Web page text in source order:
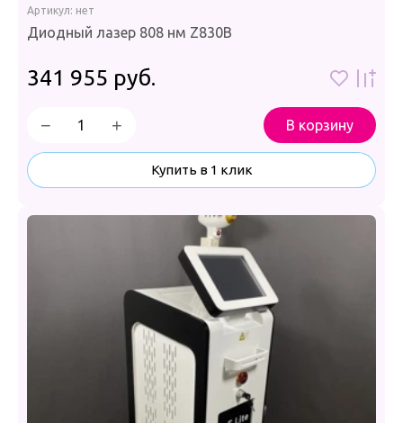
Артикул: нет
Диодный лазер 808 нм Z830B
341 955 руб.
− + В корзину
Купить в 1 клик